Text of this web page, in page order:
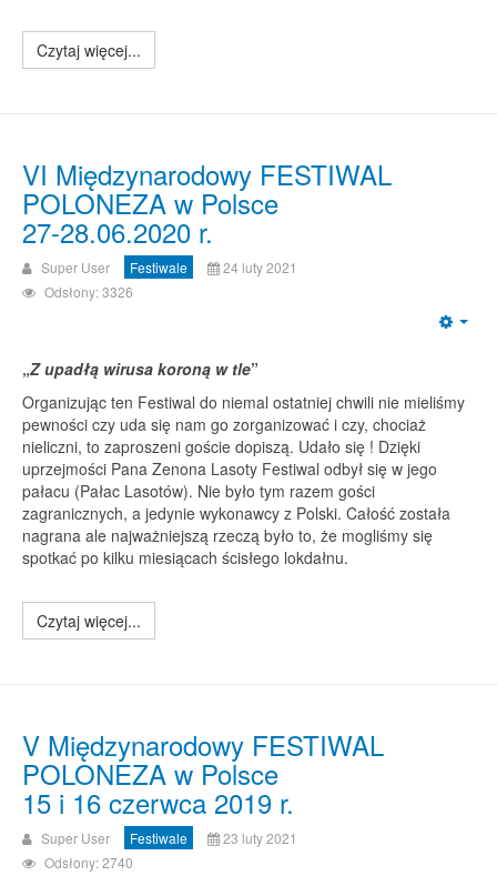
Czytaj więcej...
VI Międzynarodowy FESTIWAL
POLONEZA w Polsce
27-28.06.2020 r.
Super User Festiwale
24 luty 2021
Odsłony: 3326
„Z upadłą wirusa koroną w tle”
Organizując ten Festiwal do niemal ostatniej chwili nie mieliśmy
pewności czy uda się nam go zorganizować i czy, chociaż
nieliczni, to zaproszeni goście dopiszą. Udało się ! Dzięki
uprzejmości Pana Zenona Lasoty Festiwal odbył się w jego
pałacu (Pałac Lasotów). Nie było tym razem gości
zagranicznych, a jedynie wykonawcy z Polski. Całość została
nagrana ale najważniejszą rzeczą było to, że mogliśmy się
spotkać po kilku miesiącach ścisłego lokdałnu.
Czytaj więcej...
V Międzynarodowy FESTIWAL
POLONEZA w Polsce
15 i 16 czerwca 2019 r.
Super User Festiwale
23 luty 2021
Odsłony: 2740